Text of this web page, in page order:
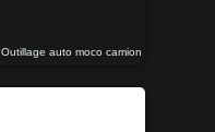
Outillage auto moco camion